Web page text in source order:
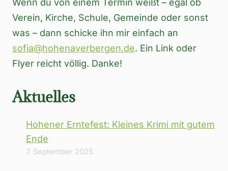
Wenn du von einem Termin weißt – egal ob
Verein, Kirche, Schule, Gemeinde oder sonst
was – dann schicke ihn mir einfach an
sofia@hohenaverbergen.de. Ein Link oder
Flyer reicht völlig. Danke!
Aktuelles
Hohener Erntefest: Kleines Krimi mit gutem
Ende
7. September 2025